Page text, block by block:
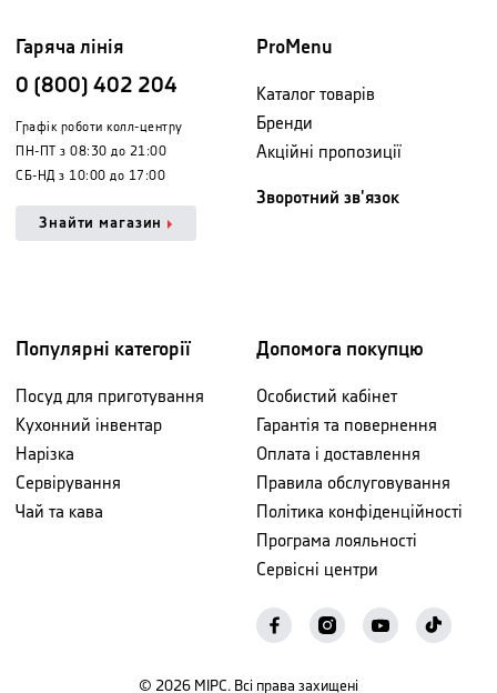
Гаряча лінія
0 (800) 402 204
Графік роботи колл-центру
ПН-ПТ з 08:30 до 21:00
СБ-НД з 10:00 до 17:00
Знайти магазин
ProMenu
Каталог товарів
Бренди
Акційні пропозиції
Зворотний зв'язок
Популярні категорії
Посуд для приготування
Кухонний інвентар
Нарізка
Сервірування
Чай та кава
Допомога покупцю
Особистий кабінет
Гарантія та повернення
Оплата і доставлення
Правила обслуговування
Політика конфіденційності
Програма лояльності
Сервісні центри
© 2026 МІРС. Всі права захищені